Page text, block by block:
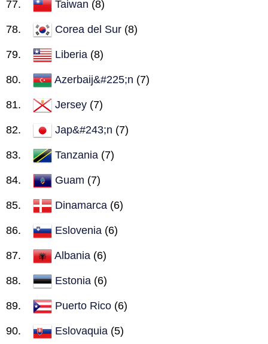
Taiwan (8)
Corea del Sur (8)
Liberia (8)
Azerbaij&#225;n (7)
Jersey (7)
Jap&#243;n (7)
Tanzania (7)
Guam (7)
Dinamarca (6)
Eslovenia (6)
Albania (6)
Estonia (6)
Puerto Rico (6)
Eslovaquia (5)